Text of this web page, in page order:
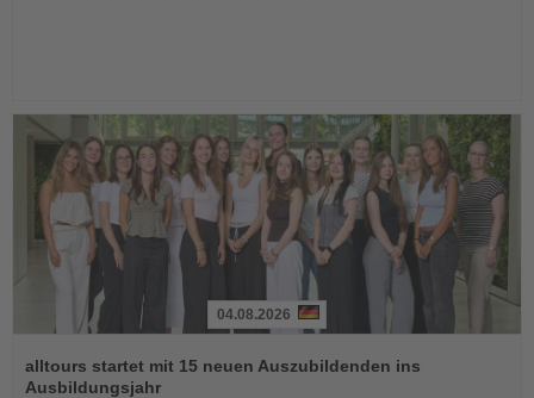
Sie
die
04.08.2026
alltours startet mit 15 neuen Auszubildenden ins
Ausbildungsjahr